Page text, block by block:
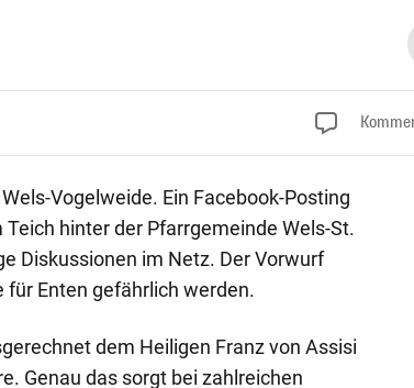
Vogelweide. Ein Facebook-Posting
hinter der Pfarrgemeinde Wels-St.
Diskussionen im Netz. Der Vorwurf
für Enten gefährlich werden.
dem Heiligen Franz von Assisi
Genau das sorgt bei zahlreichen